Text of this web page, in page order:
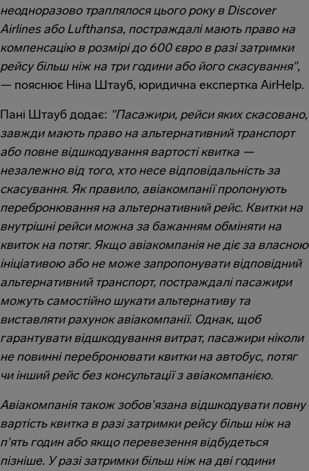
неодноразово траплялося цього року в Discover
Airlines або Lufthansa, постраждалі мають право на
компенсацію в розмірі до 600 євро в разі затримки
рейсу більш ніж на три години або його скасування",
— пояснює Ніна Штауб, юридична експертка AirHelp.
Пані Штауб додає: "Пасажири, рейси яких скасовано,
завжди мають право на альтернативний транспорт
або повне відшкодування вартості квитка —
незалежно від того, хто несе відповідальність за
скасування. Як правило, авіакомпанії пропонують
перебронювання на альтернативний рейс. Квитки на
внутрішні рейси можна за бажанням обміняти на
квиток на потяг. Якщо авіакомпанія не діє за власною
ініціативою або не може запропонувати відповідний
альтернативний транспорт, постраждалі пасажири
можуть самостійно шукати альтернативу та
виставляти рахунок авіакомпанії. Однак, щоб
гарантувати відшкодування витрат, пасажири ніколи
не повинні перебронювати квитки на автобус, потяг
чи інший рейс без консультації з авіакомпанією.
Авіакомпанія також зобов'язана відшкодувати повну
вартість квитка в разі затримки рейсу більш ніж на
п'ять годин або якщо перевезення відбудеться
пізніше. У разі затримки більш ніж на дві години